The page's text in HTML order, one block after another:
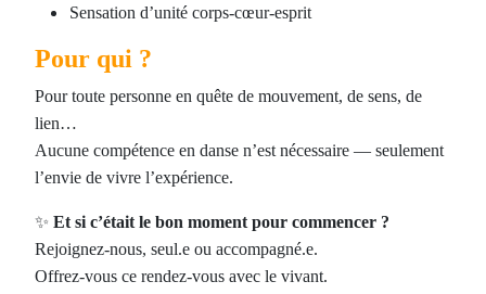
Sensation d’unité corps-cœur-esprit
Pour qui ?
Pour toute personne en quête de mouvement, de sens, de
lien…
Aucune compétence en danse n’est nécessaire — seulement
l’envie de vivre l’expérience.
✨ Et si c’était le bon moment pour commencer ?
Rejoignez-nous, seul.e ou accompagné.e.
Offrez-vous ce rendez-vous avec le vivant.